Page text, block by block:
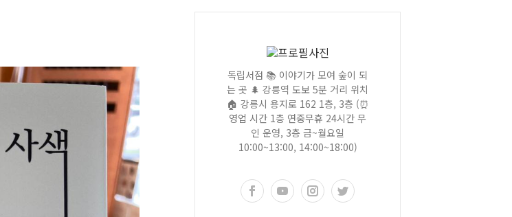
독립서점 📚 이야기가 모여 숲이 되
는 곳 🌲 강릉역 도보 5분 거리 위치
🏠 강릉시 용지로 162 1층, 3층 (⏰
영업 시간 1층 연중무휴 24시간 무
인 운영, 3층 금~월요일
10:00~13:00, 14:00~18:00)